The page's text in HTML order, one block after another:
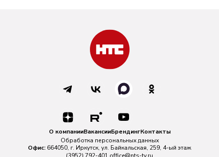
О компанииВакансииБрендингКонтакты
Обработка персональных данных
Офис: 664050, г. Иркутск, ул. Байкальская, 259, 4-ый этаж